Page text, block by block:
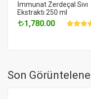
İmmunat Zerdeçal Sıvı
Ekstraktı 250 ml
1,780.00
Son